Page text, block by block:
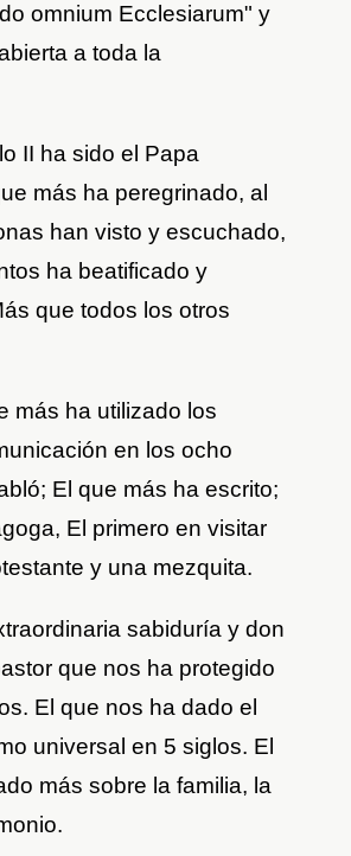
omnium Ecclesiarum" y
a toda la
II ha sido el Papa
más ha peregrinado, al
han visto y escuchado,
ha beatificado y
que todos los otros
más ha utilizado los
en los ocho
; El que más ha escrito;
El primero en visitar
y una mezquita.
sabiduría y don
que nos ha protegido
El que nos ha dado el
universal en 5 siglos. El
más sobre la familia, la